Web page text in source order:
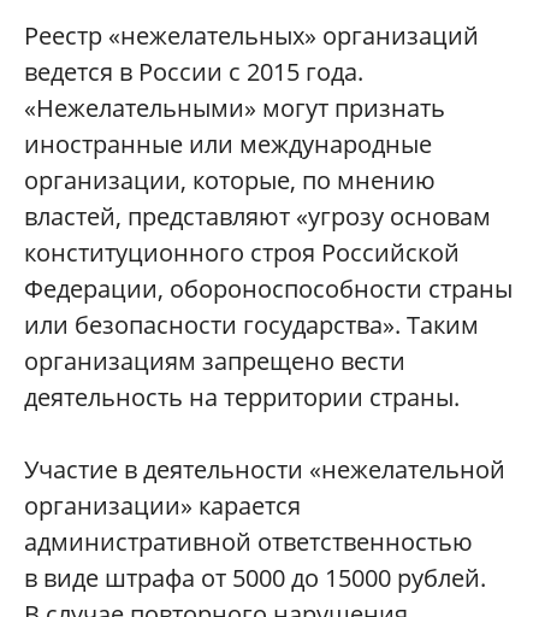
Реестр «нежелательных» организаций
ведется в России с 2015 года.
«Нежелательными» могут признать
иностранные или международные
организации, которые, по мнению
властей, представляют «угрозу основам
конституционного строя Российской
Федерации, обороноспособности страны
или безопасности государства». Таким
организациям запрещено вести
деятельность на территории страны.
Участие в деятельности «нежелательной
организации» карается
административной ответственностью
в виде штрафа от 5000 до 15000 рублей.